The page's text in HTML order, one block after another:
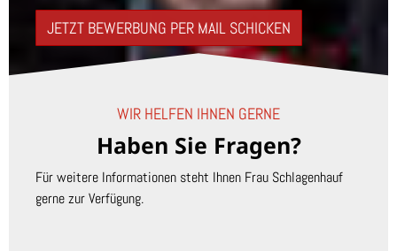
JETZT BEWERBUNG PER MAIL SCHICKEN
WIR HELFEN IHNEN GERNE
Haben Sie Fragen?
Für weitere Informationen steht Ihnen Frau Schlagenhauf
gerne zur Verfügung.